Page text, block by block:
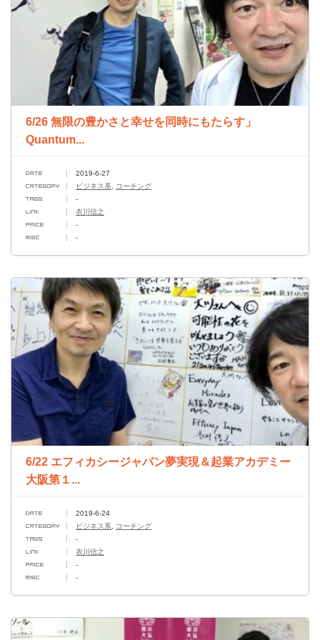
6/26 無限の豊かさと幸せを同時にもたらす」
Quantum...
2019-6-27
ビジネス系
コーチング
-
衣川信之
-
-
6/22 エフィカシージャパン夢実現＆起業アカデミー
大阪第１...
2019-6-24
ビジネス系
コーチング
-
衣川信之
-
-